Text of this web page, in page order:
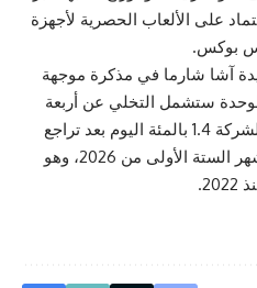
على الألعاب الحصرية لأجهزة
بوكس.
آشا شارما في ‌مذكرة موجهة
ستشمل التخلي عن أربعة
استوديوهات. وانخفضت أسهم الشركة ‌1.4 بالمئة اليوم بعد تراجع
أسهمها بنحو 23 بالمئة خلال الأشهر الستة الأولى من ‌2026، ⁠وهو